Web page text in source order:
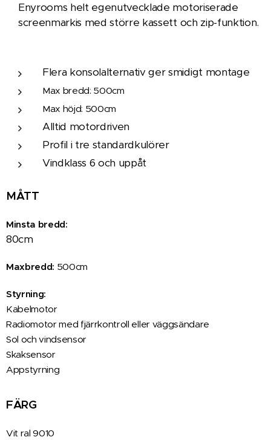
Enyrooms helt egenutvecklade motoriserade
screenmarkis med större kassett och zip-funktion.
Flera konsolalternativ ger smidigt montage
Max bredd: 500cm
Max höjd: 500cm
Alltid motordriven
Profil i tre standardkulörer
Vindklass 6 och uppåt
MÅTT
Minsta bredd:
80cm
Maxbredd: 500cm
Styrning:
Kabelmotor
Radiomotor med fjärrkontroll eller väggsändare
Sol och vindsensor
Skaksensor
Appstyrning
FÄRG
Vit ral 9010